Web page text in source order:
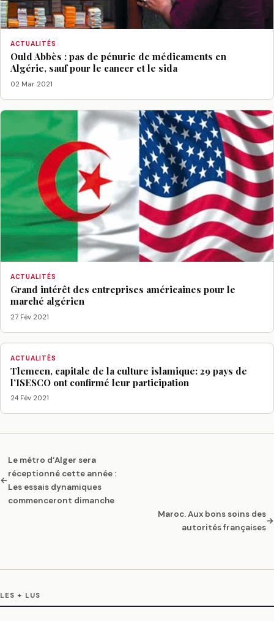
ACTUALITÉS
Ould Abbès : pas de pénurie de médicaments en
Algérie, sauf pour le cancer et le sida
02 Mar 2021
ACTUALITÉS
Grand intérêt des entreprises américaines pour le
marché algérien
27 Fév 2021
ACTUALITÉS
Tlemcen, capitale de la culture islamique: 29 pays de
l’ISESCO ont confirmé leur participation
24 Fév 2021
←
Le métro d’Alger sera
réceptionné cette année :
Les essais dynamiques
commenceront dimanche
Maroc. Aux bons soins des
autorités françaises
→
LES + LUS